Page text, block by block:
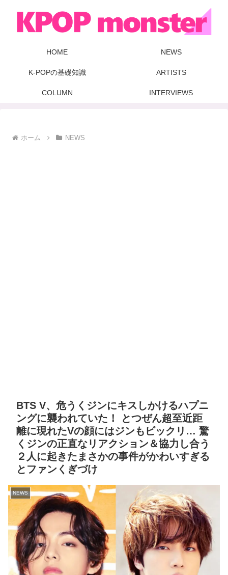
HOME NEWS
K-POPの基礎知識 ARTISTS
COLUMN INTERVIEWS
ホーム NEWS
BTS V、危うくジンにキスしかけるハプニ
ングに襲われていた！ とつぜん超至近距
離に現れたVの顔にはジンもビックリ… 驚
くジンの正直なリアクション＆協力し合う
２人に起きたまさかの事件がかわいすぎる
とファンくぎづけ
NEWS